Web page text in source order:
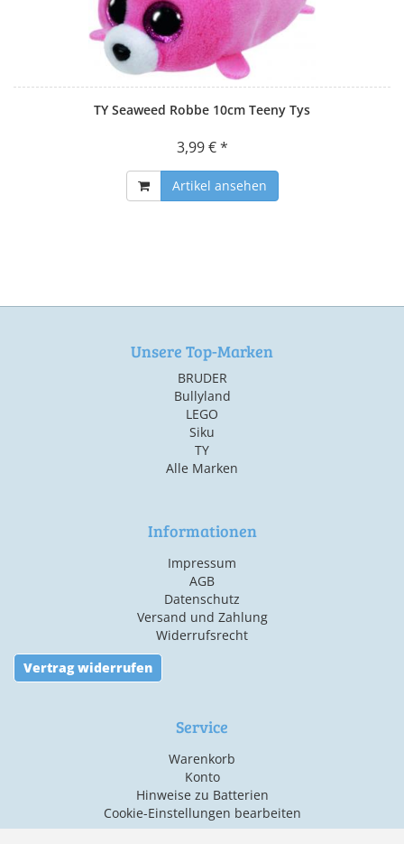
TY Seaweed Robbe 10cm Teeny Tys
3,99 € *
Artikel ansehen
Unsere Top-Marken
BRUDER
Bullyland
LEGO
Siku
TY
Alle Marken
Informationen
Impressum
AGB
Datenschutz
Versand und Zahlung
Widerrufsrecht
Vertrag widerrufen
Service
Warenkorb
Konto
Hinweise zu Batterien
Cookie-Einstellungen bearbeiten